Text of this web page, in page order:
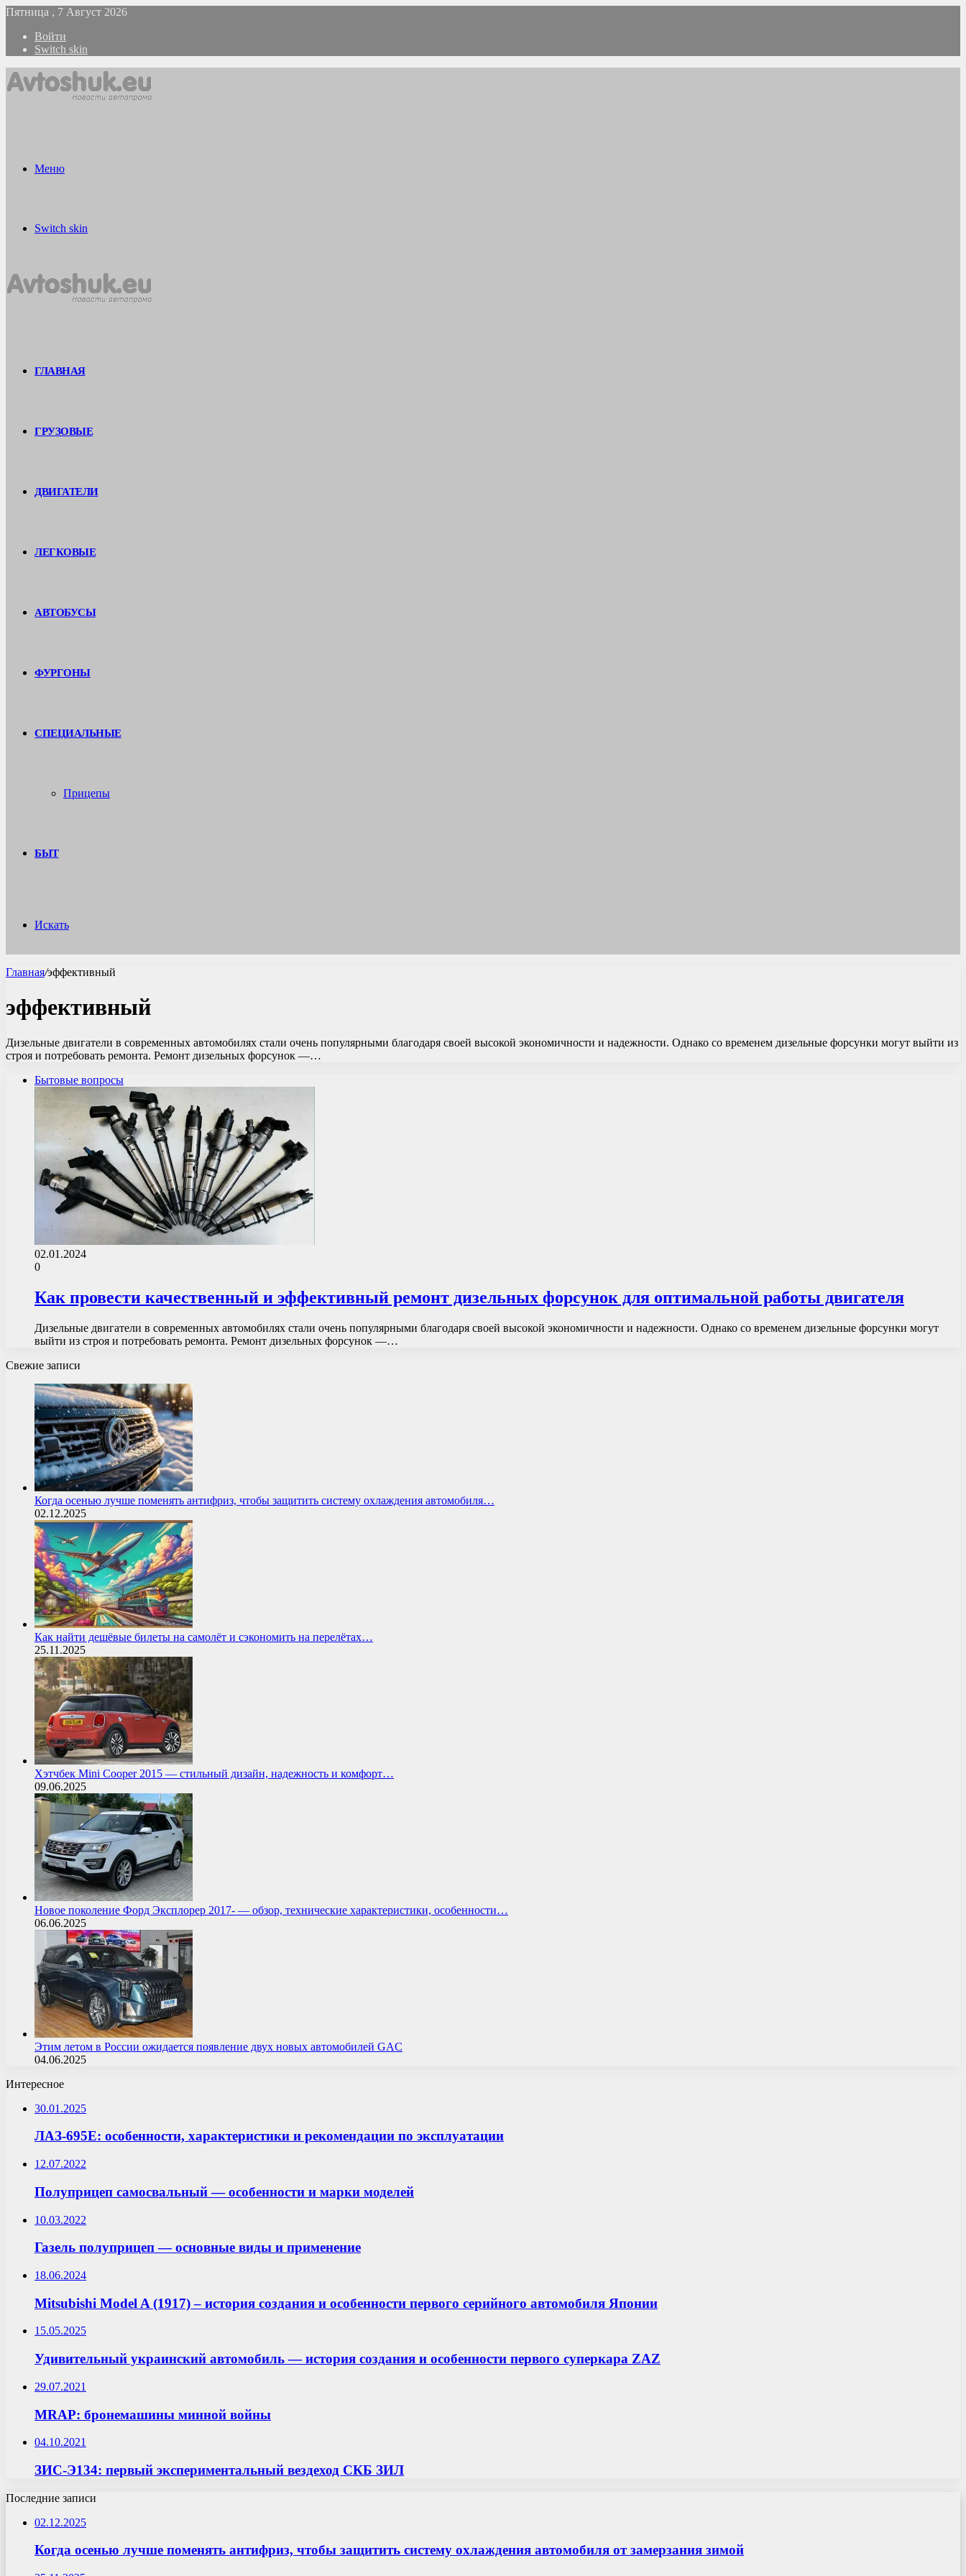
Пятница , 7 Август 2026
Войти
Switch skin
Меню
Switch skin
ГЛАВНАЯ
ГРУЗОВЫЕ
ДВИГАТЕЛИ
ЛЕГКОВЫЕ
АВТОБУСЫ
ФУРГОНЫ
СПЕЦИАЛЬНЫЕ
Прицепы
БЫТ
Искать
Главная/эффективный
эффективный
Дизельные двигатели в современных автомобилях стали очень популярными благодаря своей высокой экономичности и надежности. Однако со временем дизельные форсунки могут выйти из
строя и потребовать ремонта. Ремонт дизельных форсунок —…
Бытовые вопросы
02.01.2024
0
Как провести качественный и эффективный ремонт дизельных форсунок для оптимальной работы двигателя
Дизельные двигатели в современных автомобилях стали очень популярными благодаря своей высокой экономичности и надежности. Однако со временем дизельные форсунки могут
выйти из строя и потребовать ремонта. Ремонт дизельных форсунок —…
Свежие записи
Когда осенью лучше поменять антифриз, чтобы защитить систему охлаждения автомобиля…
02.12.2025
Как найти дешёвые билеты на самолёт и сэкономить на перелётах…
25.11.2025
Хэтчбек Mini Cooper 2015 — стильный дизайн, надежность и комфорт…
09.06.2025
Новое поколение Форд Эксплорер 2017- — обзор, технические характеристики, особенности…
06.06.2025
Этим летом в России ожидается появление двух новых автомобилей GAC
04.06.2025
Интересное
30.01.2025
ЛАЗ-695E: особенности, характеристики и рекомендации по эксплуатации
12.07.2022
Полуприцеп самосвальный — особенности и марки моделей
10.03.2022
Газель полуприцеп — основные виды и применение
18.06.2024
Mitsubishi Model A (1917) – история создания и особенности первого серийного автомобиля Японии
15.05.2025
Удивительный украинский автомобиль — история создания и особенности первого суперкара ZAZ
29.07.2021
MRAP: бронемашины минной войны
04.10.2021
ЗИС-Э134: первый экспериментальный вездеход СКБ ЗИЛ
Последние записи
02.12.2025
Когда осенью лучше поменять антифриз, чтобы защитить систему охлаждения автомобиля от замерзания зимой